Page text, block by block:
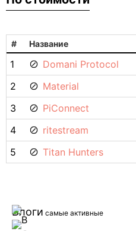
# Название
1 Domani Protocol
2
Material
3
PiConnect
4
ritestream
5
Titan Hunters
Блоги самые активные